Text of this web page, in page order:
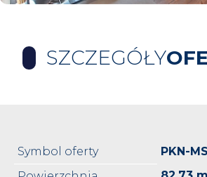
SZCZEGÓŁY
Symbol oferty
PKN-